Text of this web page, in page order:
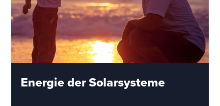
Energie der Solarsysteme